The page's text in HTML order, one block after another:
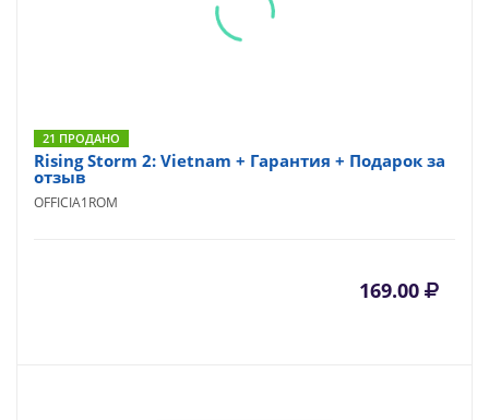
21 ПРОДАНО
Rising Storm 2: Vietnam + Гарантия + Подарок за
отзыв
OFFICIA1ROM
169.00